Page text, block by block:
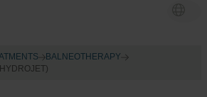
BALNEOTHERAPY